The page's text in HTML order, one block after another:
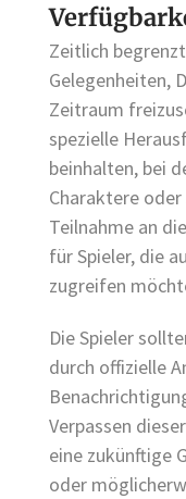
Zeitlich
Gelegenheiten,
Zeitraum
spezielle
beinhalten, bei
Charaktere
Teilnahme an
für Spieler, die
zugreifen
Die Spieler
durch offizielle
Verpassen
eine zukünftige
oder